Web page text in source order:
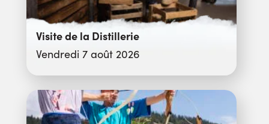
Visite de la Distillerie
Vendredi 7 août 2026